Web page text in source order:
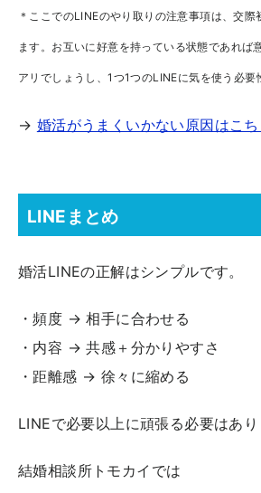
＊ここでのLINEのやり取りの注意事項は、交
ます。お互いに好意を持っている状態であれば
アリでしょうし、1つ1つのLINEに気を使う必要
→ 婚活がうまくいかない原因はこち
LINEまとめ
婚活LINEの正解はシンプルです。
・頻度 → 相手に合わせる
・内容 → 共感＋分かりやすさ
・距離感 → 徐々に縮める
LINEで必要以上に頑張る必要はあり
結婚相談所トモカイでは